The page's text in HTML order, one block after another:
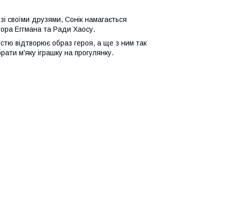
своїми друзями, Сонік намагається
Еггмана та Ради Хаосу.
відтворює образ героя, а ще з ним так
м'яку іграшку на прогулянку.